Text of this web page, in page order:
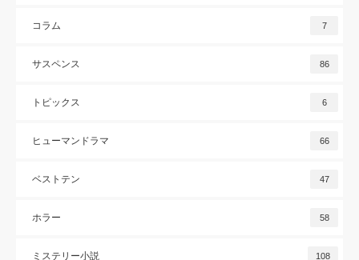
コラム 7
サスペンス 86
トピックス 6
ヒューマンドラマ 66
ベストテン 47
ホラー 58
ミステリー小説 108